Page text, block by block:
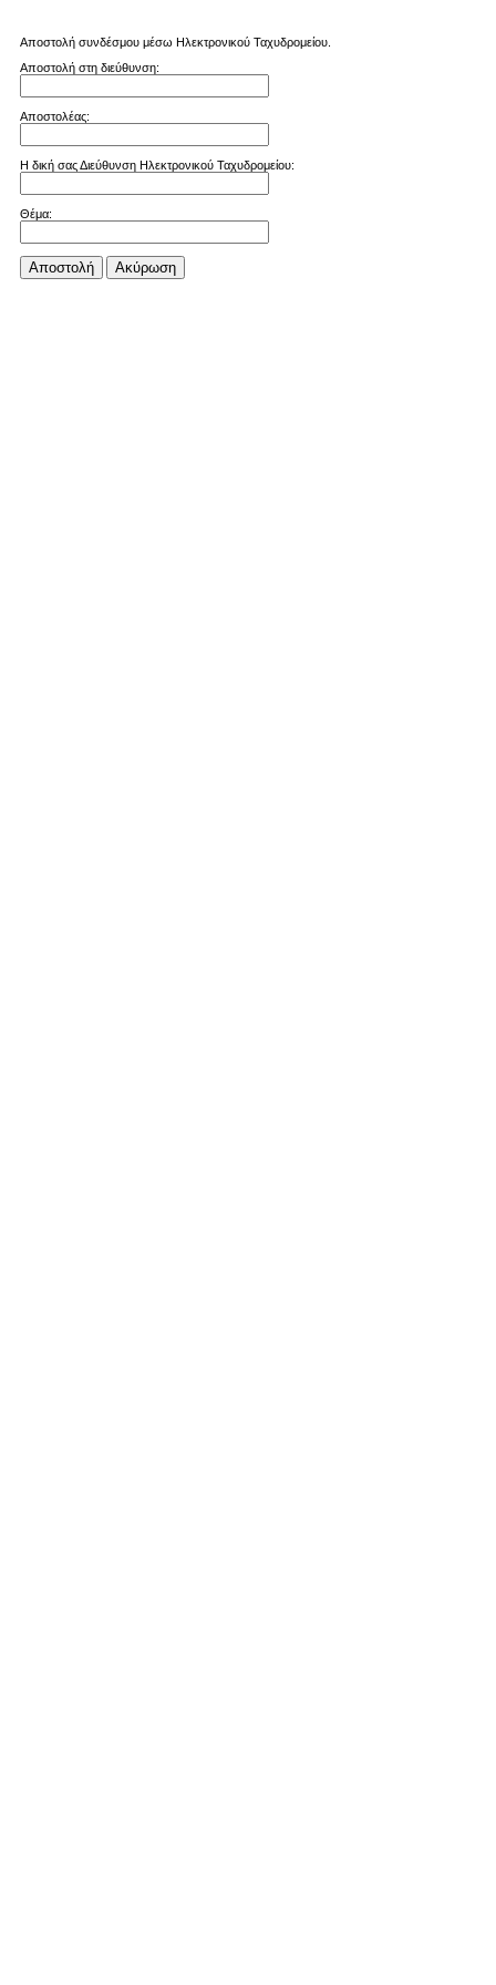
Αποστολή συνδέσμου μέσω Ηλεκτρονικού Ταχυδρομείου.
Αποστολή στη διεύθυνση:
Αποστολέας:
Η δική σας Διεύθυνση Ηλεκτρονικού Ταχυδρομείου:
Θέμα:
Αποστολή Aκύρωση